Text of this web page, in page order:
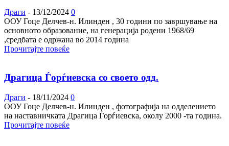
Драги - 13/12/2024 0
ООУ Гоце Делчев-н. Илинден , 30 години по завршување на
основното образование, на генерација родени 1968/69
,средбата е одржана во 2014 година
Прочитајте повеќе
Драгица Ѓорѓиевска со своето одд.
Драги - 18/11/2024 0
ООУ Гоце Делчев-н. Илинден , фотографија на одделението
на наставничката Драгица Ѓорѓиевска, околу 2000 -та година.
Прочитајте повеќе